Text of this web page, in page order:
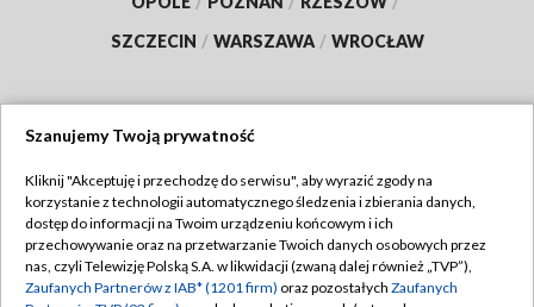
SZCZECIN / WARSZAWA / WROCŁAW
TVP
Abonament TVP
Emisja w TVP
Regulamin TVP
Polityka prywatności
Szanujemy Twoją prywatność
Kliknij "Akceptuję i przechodzę do serwisu", aby wyrazić zgody na
korzystanie z technologii automatycznego śledzenia i zbierania danych,
dostęp do informacji na Twoim urządzeniu końcowym i ich
przechowywanie oraz na przetwarzanie Twoich danych osobowych przez
nas, czyli Telewizję Polską S.A. w likwidacji (zwaną dalej również „TVP”),
Zaufanych Partnerów z IAB* (1201 firm) oraz pozostałych Zaufanych